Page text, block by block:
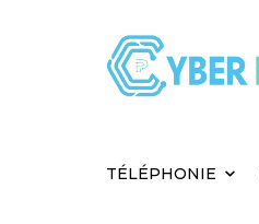
TÉLÉPHONIE